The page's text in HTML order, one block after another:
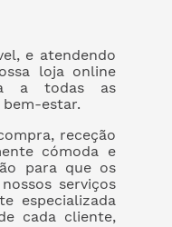
e atendendo
loja online
a todas as
estar.
receção
cómoda e
para que os
serviços
especializada
cada cliente,